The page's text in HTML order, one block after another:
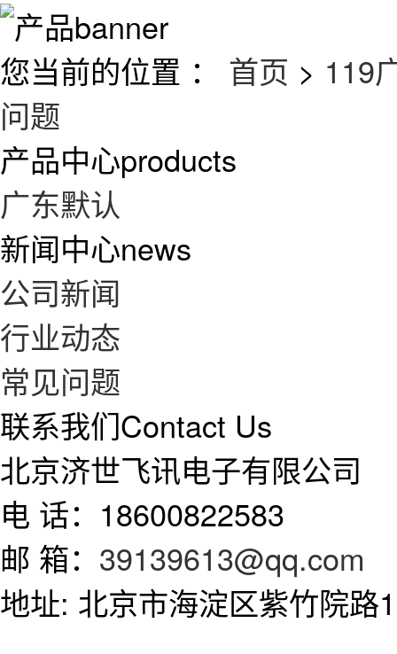
您当前的位置 ： 首页 > 119
问题
产品中心products
广东默认
新闻中心news
公司新闻
行业动态
常见问题
联系我们Contact Us
北京济世飞讯电子有限公司
电 话：18600822583
邮 箱： 39139613@qq.com
地址: 北京市海淀区紫竹院路